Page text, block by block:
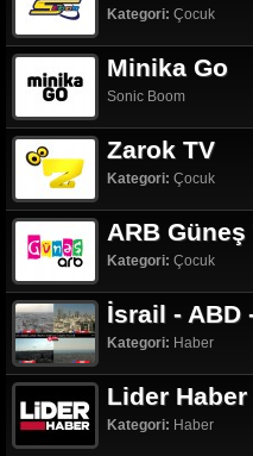
Kategori: Çocuk
Minika Go
Sonic Boom
Zarok TV
Kategori: Çocuk
ARB Güneş
Kategori: Çocuk
İsrail - ABD
Kategori: Haber
Lider Haber
Kategori: Haber